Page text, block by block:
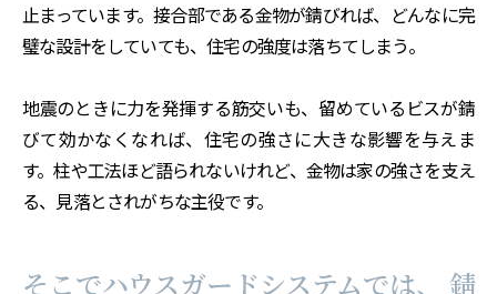
止まっています。接合部である金物が錆びれば、どんなに完
璧な設計をしていても、住宅の強度は落ちてしまう。
地震のときに力を発揮する筋交いも、留めているビスが錆
びて効かなくなれば、住宅の強さに大きな影響を与えま
す。柱や工法ほど語られないけれど、金物は家の強さを支え
る、見落とされがちな主役です。
そこでハウスガードシステムでは、 錆